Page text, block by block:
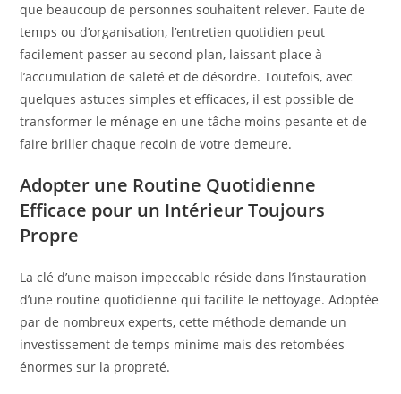
que beaucoup de personnes souhaitent relever. Faute de
temps ou d’organisation, l’entretien quotidien peut
facilement passer au second plan, laissant place à
l’accumulation de saleté et de désordre. Toutefois, avec
quelques astuces simples et efficaces, il est possible de
transformer le ménage en une tâche moins pesante et de
faire briller chaque recoin de votre demeure.
Adopter une Routine Quotidienne
Efficace pour un Intérieur Toujours
Propre
La clé d’une maison impeccable réside dans l’instauration
d’une routine quotidienne qui facilite le nettoyage. Adoptée
par de nombreux experts, cette méthode demande un
investissement de temps minime mais des retombées
énormes sur la propreté.